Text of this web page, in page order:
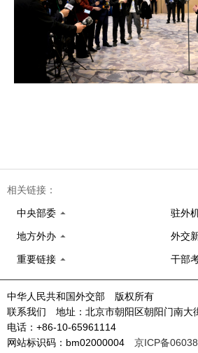
相关链接：
中央部委 驻外
地方外办 外交
重要链接 干部
中华人民共和国外交部 版权所有
联系我们 地址：北京市朝阳区朝阳门南
电话：+86-10-65961114
网站标识码：bm02000004 京ICP备